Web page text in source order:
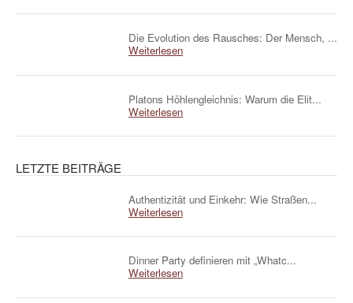
Die Evolution des Rausches: Der Mensch, ...
Weiterlesen
Platons Höhlengleichnis: Warum die Elit...
Weiterlesen
LETZTE BEITRÄGE
Authentizität und Einkehr: Wie Straßen...
Weiterlesen
Dinner Party definieren mit „Whatc...
Weiterlesen